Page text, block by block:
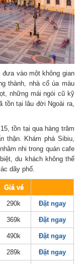
đưa vào một không gian
thành, nhà cổ úa màu
những mái ngói cũ kỹ
tồn tại lâu đời Ngoài ra,
tồn tại qua hàng trăm
thận. Khám phá Sibiu,
nhi trong quán cafe
du khách không thể
dãy phố.
Giá vé
290k Đặt ngay
369k Đặt ngay
490k Đặt ngay
289k Đặt ngay